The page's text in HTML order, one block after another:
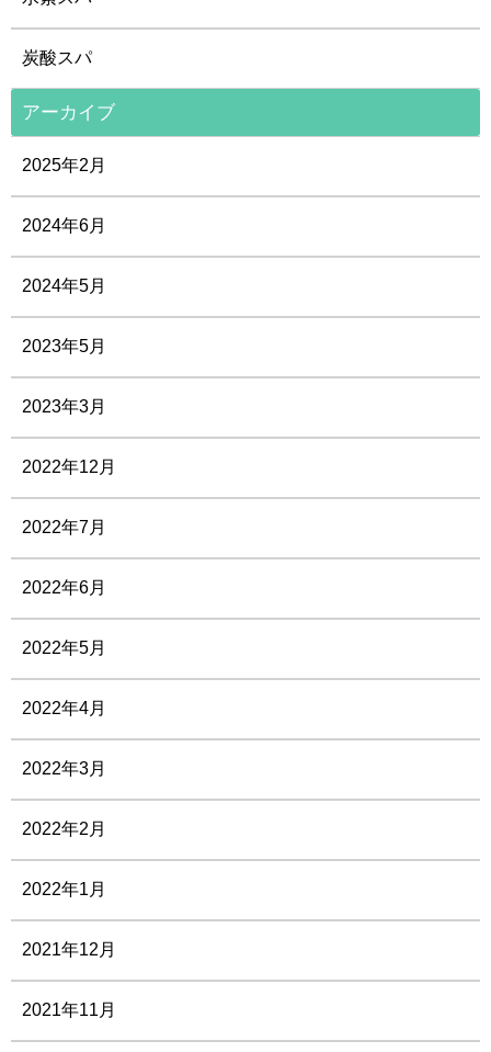
炭酸スパ
アーカイブ
2025年2月
2024年6月
2024年5月
2023年5月
2023年3月
2022年12月
2022年7月
2022年6月
2022年5月
2022年4月
2022年3月
2022年2月
2022年1月
2021年12月
2021年11月